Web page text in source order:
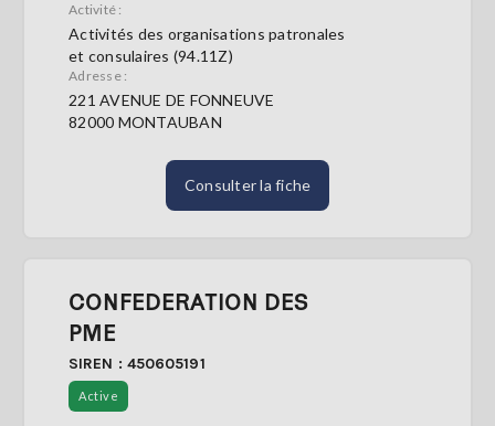
Activité :
Activités des organisations patronales
et consulaires (94.11Z)
Adresse :
221 AVENUE DE FONNEUVE
82000 MONTAUBAN
Consulter la fiche
CONFEDERATION DES
PME
SIREN : 450605191
Active